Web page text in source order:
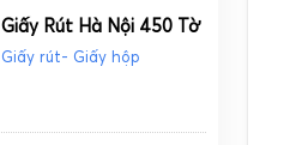
Giấy Rút Hà Nội 450 Tờ
Giấy rút- Giấy hộp